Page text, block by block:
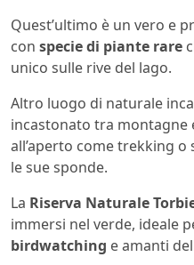
Quest’ultimo è un vero e
con specie di piante rare
unico sulle rive del lago.
Altro luogo di naturale
incastonato tra
all’aperto come trekking
le sue sponde.
La Riserva Naturale
immersi nel verde, ideale
birdwatching e amanti